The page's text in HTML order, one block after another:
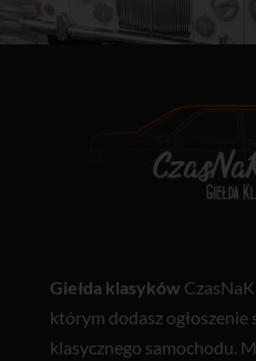
Giełda klasyków
którym dodasz ogłoszenie
klasycznego samochodu.